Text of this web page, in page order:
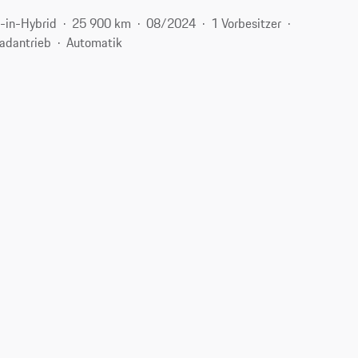
in-Hybrid 25 900 km 08/2024
1 Vorbesitzer
Automatik